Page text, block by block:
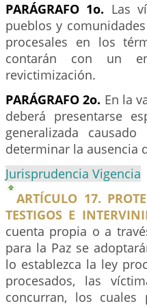
PARÁGRAFO 1o. Las
pueblos y
procesales en los
contarán con un
revictimización.
PARÁGRAFO 2o. En la
deberá presentarse
generalizada
determinar la ausencia
Jurisprudencia Vigencia
ARTÍCULO 17.
TESTIGOS E
cuenta propia o a
para la Paz se
lo establezca la ley
procesados, las
concurran, los